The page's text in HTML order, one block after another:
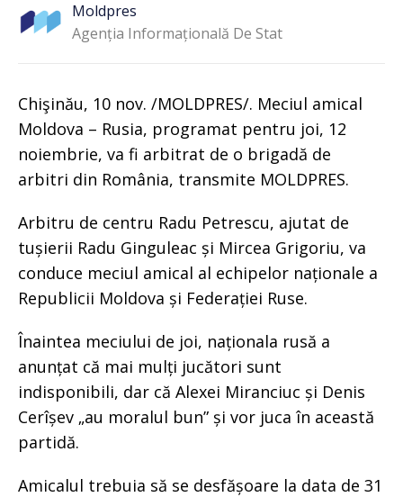
Moldpres
Agenția Informațională De Stat
Chişinău, 10 nov. /MOLDPRES/. Meciul amical
Moldova – Rusia, programat pentru joi, 12
noiembrie, va fi arbitrat de o brigadă de
arbitri din România, transmite MOLDPRES.
Arbitru de centru Radu Petrescu, ajutat de
tușierii Radu Ginguleac și Mircea Grigoriu, va
conduce meciul amical al echipelor naționale a
Republicii Moldova și Federației Ruse.
Înaintea meciului de joi, naționala rusă a
anunțat că mai mulți jucători sunt
indisponibili, dar că Alexei Miranciuc și Denis
Cerîșev „au moralul bun” și vor juca în această
partidă.
Amicalul trebuia să se desfășoare la data de 31